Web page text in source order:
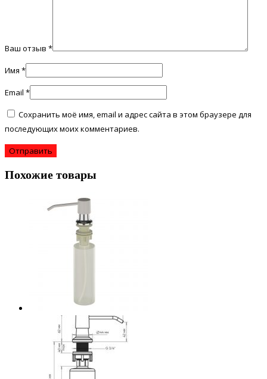
Ваш отзыв *
Имя *
Email *
Сохранить моё имя, email и адрес сайта в этом браузере для
последующих моих комментариев.
Похожие товары